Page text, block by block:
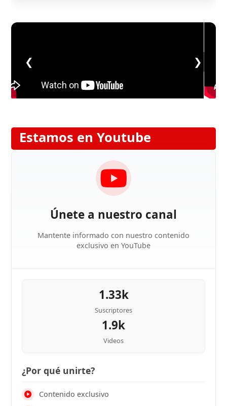
❮ ❯
Estamos en Youtube
Únete a nuestro canal
Mantente informado con nuestro contenido
exclusivo en YouTube
1.33k
Suscriptores
1.9k
Videos
¿Por qué unirte?
Contenido exclusivo